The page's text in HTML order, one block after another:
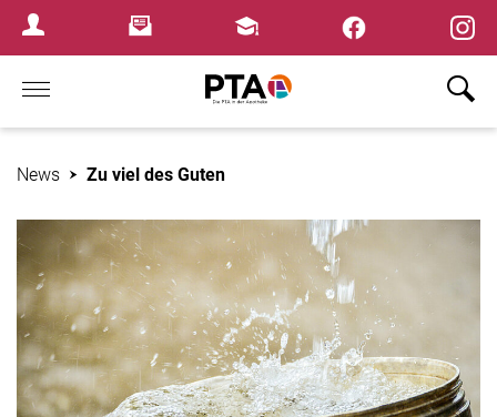
Login MenuNewsletterFortbildungen
Home
News Zu viel des Guten
×